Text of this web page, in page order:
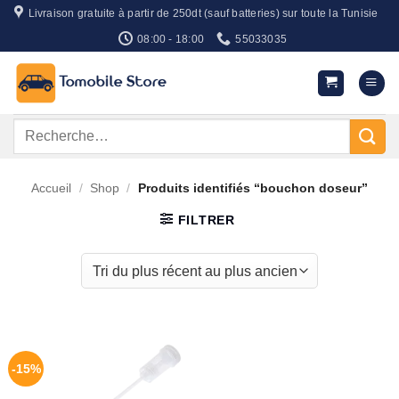
Passer
contenu
Livraison gratuite à partir de 250dt (sauf batteries) sur toute la Tunisie
08:00 - 18:00 55033035
Recherche
Accueil / Shop / Produits identifiés “bouchon doseur”
FILTRER
-15%